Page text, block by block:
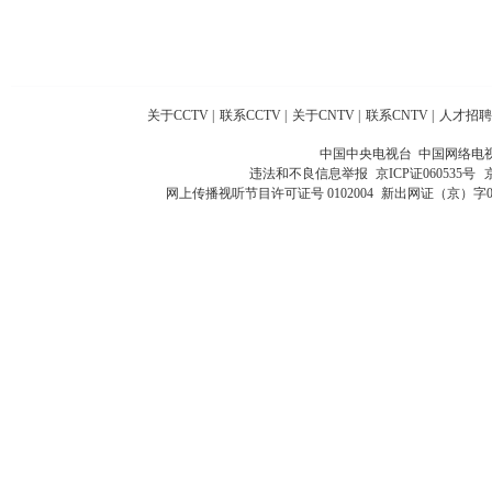
关于CCTV 联系CCTV 关于CNTV 联系CNTV 人才招聘
中国中央电视台 中国网络电
违法和不良信息举报 京ICP证060535号
网上传播视听节目许可证号 0102004 新出网证（京）